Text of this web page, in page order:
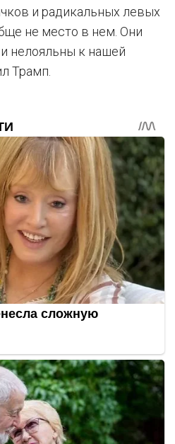
и радикальных левых
не место в нем. Они
нелояльны к нашей
Трамп.